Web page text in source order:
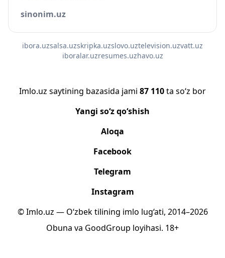
sinonim.uz
ibora.uzsalsa.uzskripka.uzslovo.uztelevision.uzvatt.uz
iboralar.uzresumes.uzhavo.uz
Imlo.uz saytining bazasida jami 87 110ta so‘z bor
Yangi so‘z qo‘shish
Aloqa
Facebook
Telegram
Instagram
© Imlo.uz — O‘zbek tilining imlo lug‘ati, 2014–2026
Obuna va GoodGroup loyihasi. 18+